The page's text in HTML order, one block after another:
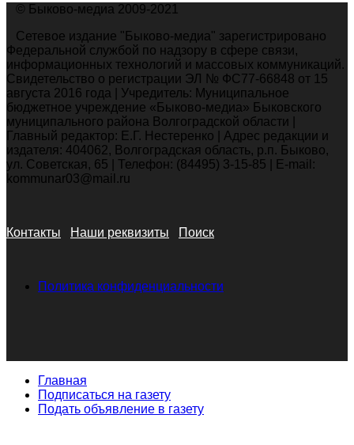
© Быково-медиа 2009-2021
Сетевое издание "Быково-медиа" зарегистрировано
Федеральной службой по надзору в сфере связи,
информационных технологий и массовых коммуникаций.
Свидетельство о регистрации ЭЛ № ФС77-66848 от 15
августа 2016 года | Учредитель: Муниципальное
бюджетное учреждение «Быково-медиа» Быковского
муниципального района Волгоградской области |
Главный редактор: Е.Г. Нестеренко | Адрес редакции и
издателя: 404062, Волгоградская область, р.п. Быково,
ул. Советская, 65 | Телефон: (84495) 3-15-85 | E-mail:
kommunar03@mail.ru
Контакты Наши реквизиты Поиск
Политика конфиденциальности
Главная
Подписаться на газету
Подать объявление в газету